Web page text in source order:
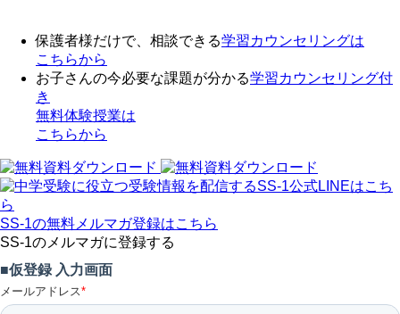
保護者様だけで、相談できる学習カウンセリングは
こちらから
お子さんの今必要な課題が分かる学習カウンセリング付
き
無料体験授業は
こちらから
SS-1の無料メルマガ登録はこちら
SS-1のメルマガに登録する